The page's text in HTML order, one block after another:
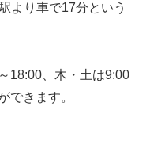
より車で17分という
18:00、木・土は9:00
できます。